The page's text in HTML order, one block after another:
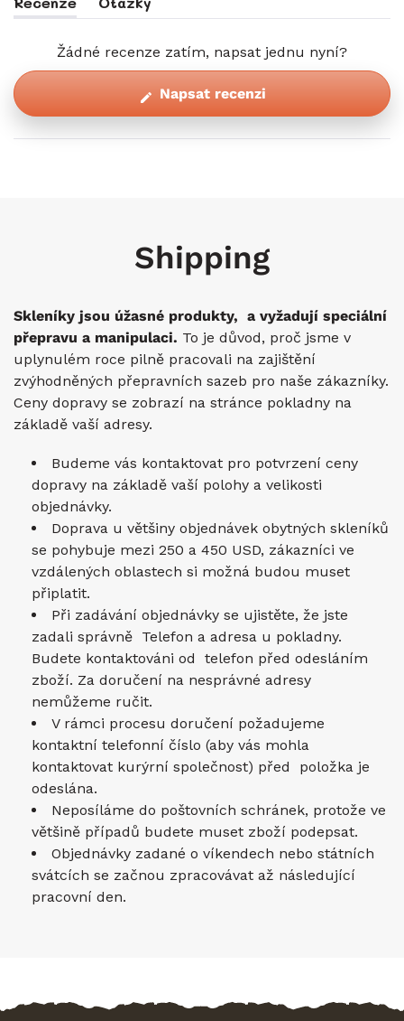
(záložka
Rozbalena)
(záložka
Žádné recenze zatím, napsat jednu nyní?
Napsat recenzi(Otevře
se
v
Shipping
Skleníky jsou úžasné produkty, a vyžadují speciální
přepravu a manipulaci. To je důvod, proč jsme v
uplynulém roce pilně pracovali na zajištění
zvýhodněných přepravních sazeb pro naše zákazníky.
Ceny dopravy se zobrazí na stránce pokladny na
základě vaší adresy.
Budeme vás kontaktovat pro potvrzení ceny
dopravy na základě vaší polohy a velikosti
objednávky.
Doprava u většiny objednávek obytných skleníků
se pohybuje mezi 250 a 450 USD, zákazníci ve
vzdálených oblastech si možná budou muset
připlatit.
Při zadávání objednávky se ujistěte, že jste
zadali správně Telefon a adresa u pokladny.
Budete kontaktováni od telefon před odesláním
zboží. Za doručení na nesprávné adresy
nemůžeme ručit.
V rámci procesu doručení požadujeme
kontaktní telefonní číslo (aby vás mohla
kontaktovat kurýrní společnost) před položka je
odeslána.
Neposíláme do poštovních schránek, protože ve
většině případů budete muset zboží podepsat.
Objednávky zadané o víkendech nebo státních
svátcích se začnou zpracovávat až následující
pracovní den.